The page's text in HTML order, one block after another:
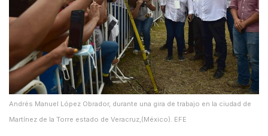
Andrés Manuel López Obrador, durante una gira de trabajo en la ciudad de
Martínez de la Torre estado de Veracruz,(México). EFE